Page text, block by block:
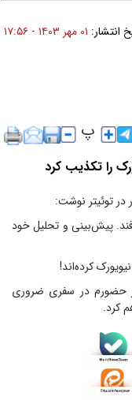
انتشار: ۰۱ مهر ۱۴۰۳ - ۱۷:۵۶
را تکذیب کرد
توئیتر نوشت:
پیش‌بینی و تحلیل خود
کرده‌اند!
حضورم در سفری ضروری
کرد.